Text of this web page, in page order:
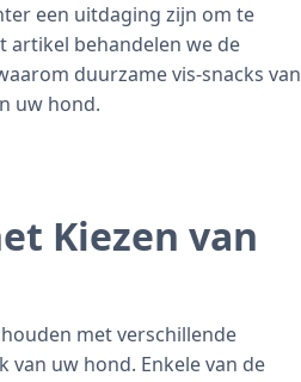
een uitdaging zijn om te
artikel behandelen we de
duurzame vis-snacks van
uw hond.
Kiezen van
met verschillende
uw hond. Enkele van de